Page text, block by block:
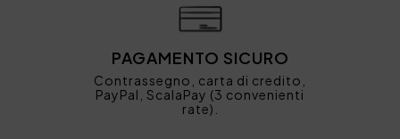
PAGAMENTO SICURO
Contrassegno, carta di credito,
PayPal, ScalaPay (3 convenienti
rate).